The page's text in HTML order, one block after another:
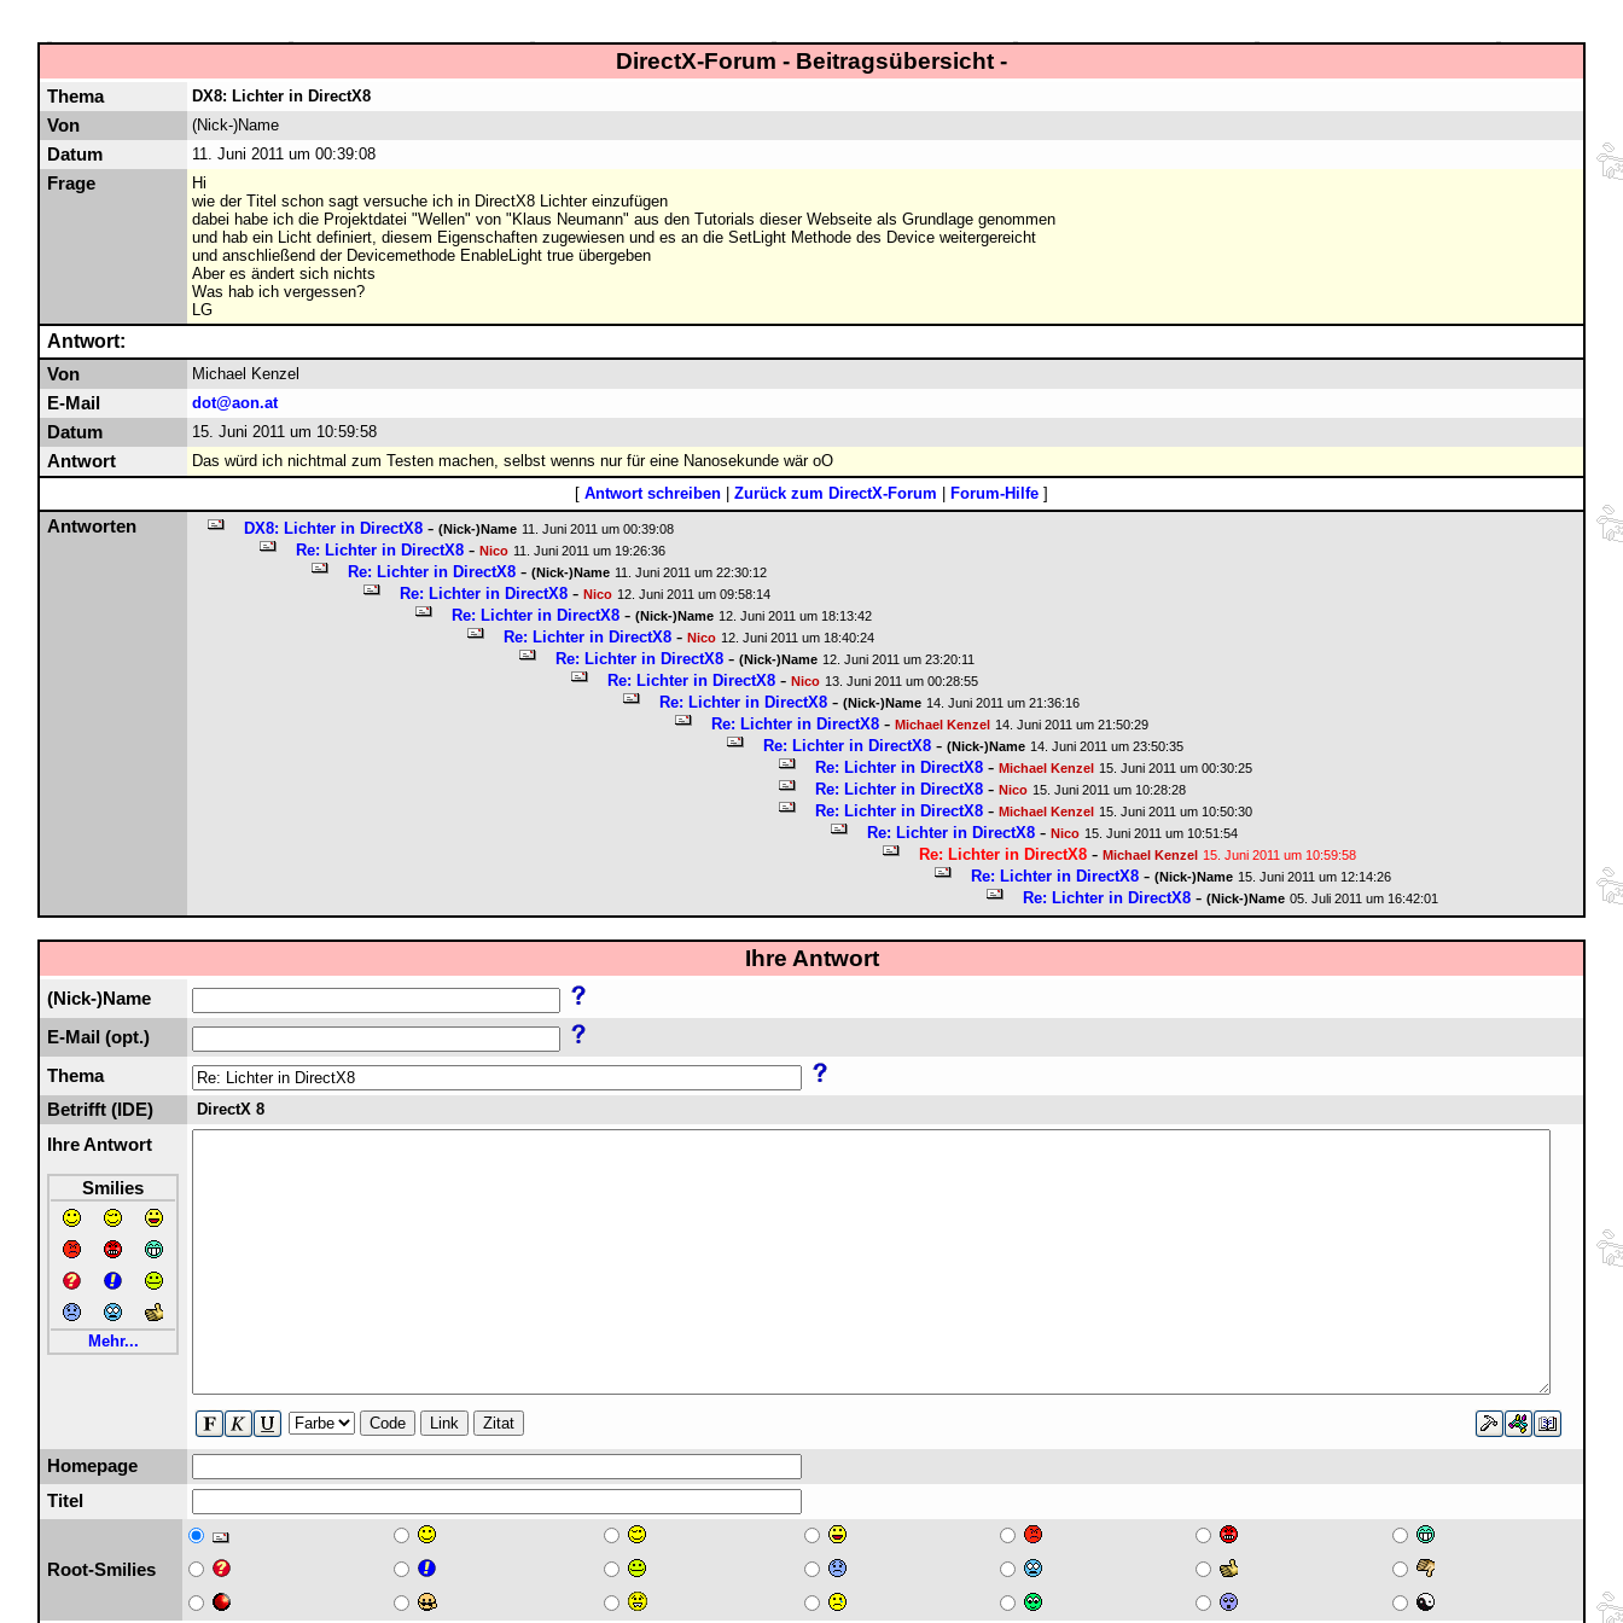
DirectX-Forum - Beitragsübersicht -
Thema DX8: Lichter in DirectX8
Von (Nick-)Name
Datum 11. Juni 2011 um 00:39:08
Frage
Hi
wie der Titel schon sagt versuche ich in DirectX8 Lichter einzufügen
dabei habe ich die Projektdatei "Wellen" von "Klaus Neumann" aus den Tutorials dieser Webseite als Grundlage genommen
und hab ein Licht definiert, diesem Eigenschaften zugewiesen und es an die SetLight Methode des Device weitergereicht
und anschließend der Devicemethode EnableLight true übergeben
Aber es ändert sich nichts
Was hab ich vergessen?
LG
Antwort:
Von Michael Kenzel
E-Mail dot@aon.at
Datum 15. Juni 2011 um 10:59:58
Antwort
Das würd ich nichtmal zum Testen machen, selbst wenns nur für eine Nanosekunde wär oO
[ Antwort schreiben Zurück zum DirectX-Forum Forum-Hilfe ]
Antworten DX8: Lichter in DirectX8 - (Nick-)Name 11. Juni 2011 um 00:39:08
Re: Lichter in DirectX8 - Nico 11. Juni 2011 um 19:26:36
Re: Lichter in DirectX8 - (Nick-)Name 11. Juni 2011 um 22:30:12
Re: Lichter in DirectX8 - Nico 12. Juni 2011 um 09:58:14
Re: Lichter in DirectX8 - (Nick-)Name 12. Juni 2011 um 18:13:42
Re: Lichter in DirectX8 - Nico 12. Juni 2011 um 18:40:24
Re: Lichter in DirectX8 - (Nick-)Name 12. Juni 2011 um 23:20:11
Re: Lichter in DirectX8 - Nico 13. Juni 2011 um 00:28:55
Re: Lichter in DirectX8 - (Nick-)Name 14. Juni 2011 um 21:36:16
Re: Lichter in DirectX8 - Michael Kenzel 14. Juni 2011 um 21:50:29
Re: Lichter in DirectX8 - (Nick-)Name 14. Juni 2011 um 23:50:35
Re: Lichter in DirectX8 - Michael Kenzel 15. Juni 2011 um 00:30:25
Re: Lichter in DirectX8 - Nico 15. Juni 2011 um 10:28:28
Re: Lichter in DirectX8 - Michael Kenzel 15. Juni 2011 um 10:50:30
Re: Lichter in DirectX8 - Nico 15. Juni 2011 um 10:51:54
Re: Lichter in DirectX8 - Michael Kenzel 15. Juni 2011 um 10:59:58
Re: Lichter in DirectX8 - (Nick-)Name 15. Juni 2011 um 12:14:26
Re: Lichter in DirectX8 - (Nick-)Name 05. Juli 2011 um 16:42:01
Ihre Antwort
(Nick-)Name
E-Mail (opt.)
Thema
Betrifft (IDE)
DirectX 8
Ihre Antwort
Smilies
Mehr...
Code Link Zitat
Homepage
Titel
Root-Smilies